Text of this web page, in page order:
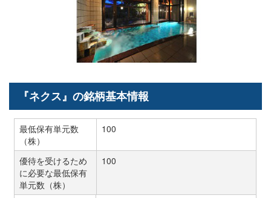
『ネクス』の銘柄基本情報
最低保有単元数
（株）
100
優待を受けるため
に必要な最低保有
単元数（株）
100